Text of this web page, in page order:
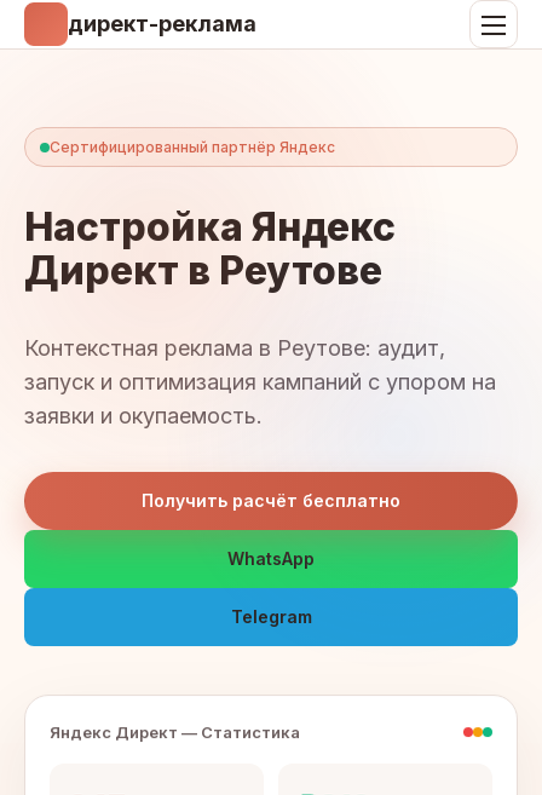
директ-реклама
Сертифицированный партнёр Яндекс
Настройка Яндекс
Директ в Реутове
Контекстная реклама в Реутове: аудит,
запуск и оптимизация кампаний с упором на
заявки и окупаемость.
Получить расчёт бесплатно
WhatsApp
Telegram
Яндекс Директ — Статистика